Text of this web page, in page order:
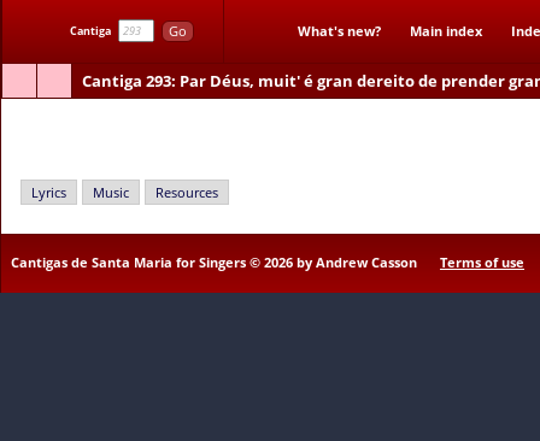
Cantiga Go What's new? Main index
Cantiga 293: Par Déus, muit' é gran dereito de prender
Lyrics Music Resources
Cantigas de Santa Maria for Singers © 2026 by Andrew Casson Terms of use